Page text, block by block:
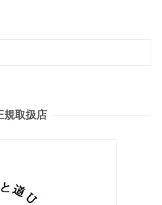
規取扱店